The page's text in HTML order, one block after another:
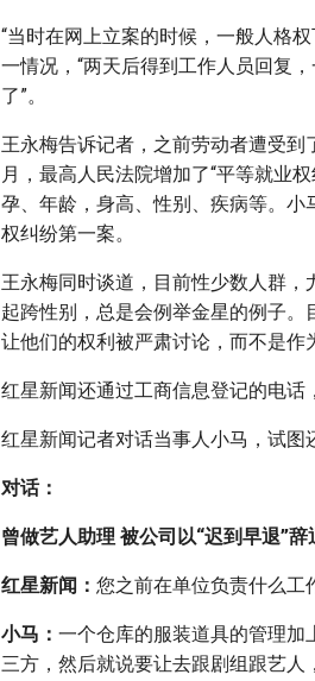
“当时在网上立案的时候，一般人格
一情况，“两天后得到工作人员回复
了”。
王永梅告诉记者，之前劳动者遭受
月，最高人民法院增加了“平等就业
孕、年龄，身高、性别、疾病等。
权纠纷第一案。
王永梅同时谈道，目前性少数人群
起跨性别，总是会例举金星的例子。
让他们的权利被严肃讨论，而不是作
红星新闻还通过工商信息登记的电话
红星新闻记者对话当事人小马，试图
对话：
曾做艺人助理 被公司以“迟到早退”辞
红星新闻： 您之前在单位负责什么工
小马： 一个仓库的服装道具的管理加
三方，然后就说要让去跟剧组跟艺